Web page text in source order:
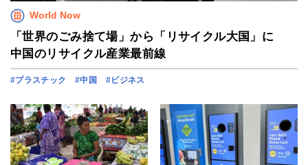
World Now
「世界のごみ捨て場」から「リサイクル大国」に
中国のリサイクル産業最前線
#プラスチック #中国 #ビジネス